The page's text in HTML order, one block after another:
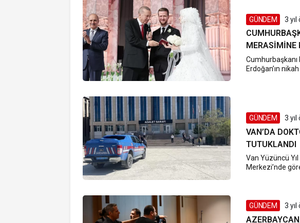
GÜNDEM 3 yıl
MERASIMINE
Erdoğan’ın
GÜNDEM 3 yıl
VAN’DA
TUTUKLANDI
Van Yüzüncü
Merkezi’nde
GÜNDEM 3 yıl